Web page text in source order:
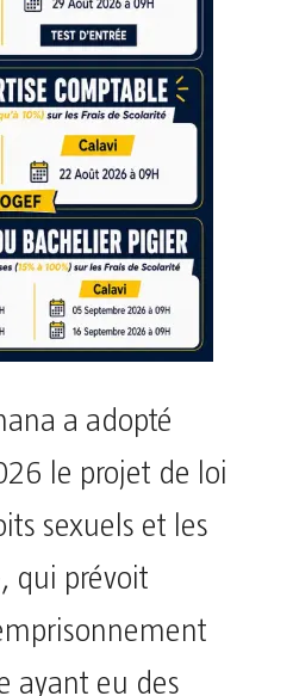
a adopté
le projet de loi
sexuels et les
qui prévoit